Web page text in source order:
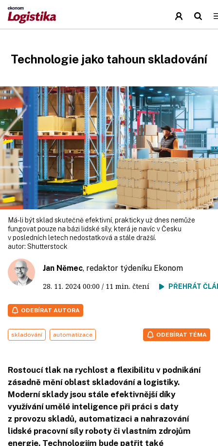
Technologie jako tahoun skladování
Má‑li být sklad skutečně efektivní, prakticky už dnes nemůže
fungovat pouze na bázi lidské síly, která je navíc v Česku
v posledních letech nedostatková a stále dražší.
autor: Shutterstock
Jan Němec, redaktor týdeníku Ekonom
28. 11. 2024 00:00 / 11 min. čtení PŘEHRÁT
ODEBÍRAT AUTORA
skladování automatizace ODEBÍRAT TÉMA
Rostoucí tlak na rychlost a flexibilitu v podnikání
zásadně mění oblast skladování a logistiky.
Moderní sklady jsou stále efektivnější díky
využívání umělé inteligence při práci s daty
z provozu skladů, automatizaci a nahrazování
lidské pracovní síly roboty či vlastním zdrojům
energie. Technologiím bude patřit také